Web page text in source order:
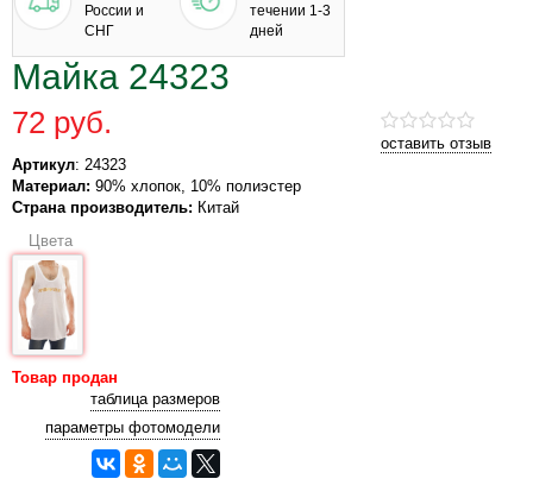
России и
СНГ
течении 1-3
дней
Майка 24323
оставить отзыв
72 руб.
Артикул: 24323
Материал: 90% хлопок, 10% полиэстер
Страна производитель: Китай
Цвета
Товар продан
таблица размеров
параметры фотомодели